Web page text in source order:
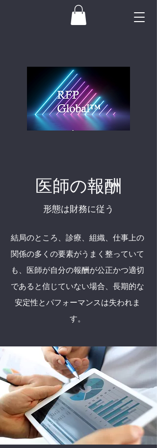
医師の報酬
形態は財務に従う
結局のところ、診療、組織、仕事上の
関係の多くの要素がうまく整っていて
も、医師が自分の報酬が公正かつ適切
であると信じていない場合、長期的な
安定性とパフォーマンスは失われま
す。